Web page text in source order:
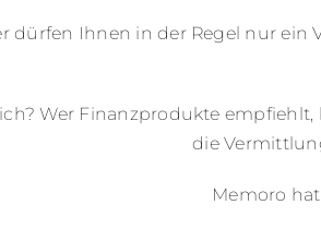
dürfen Ihnen in der Regel nur
Wer Finanzprodukte
die
Memoro